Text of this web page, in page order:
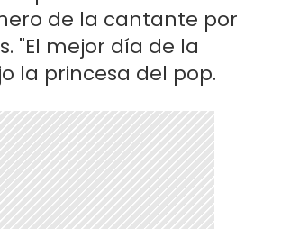
de la cantante por
"El mejor día de la
la princesa del pop.